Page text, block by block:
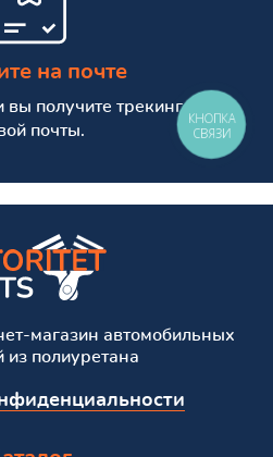
на почте
вы получите трекинг номер
почты.
магазин автомобильных
из полиуретана
КНОПКА
СВЯЗИ